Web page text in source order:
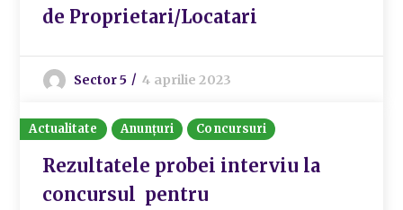
de Proprietari/Locatari
Sector 5 4 aprilie 2023
Actualitate Anunțuri Concursuri
Rezultatele probei interviu la
concursul pentru